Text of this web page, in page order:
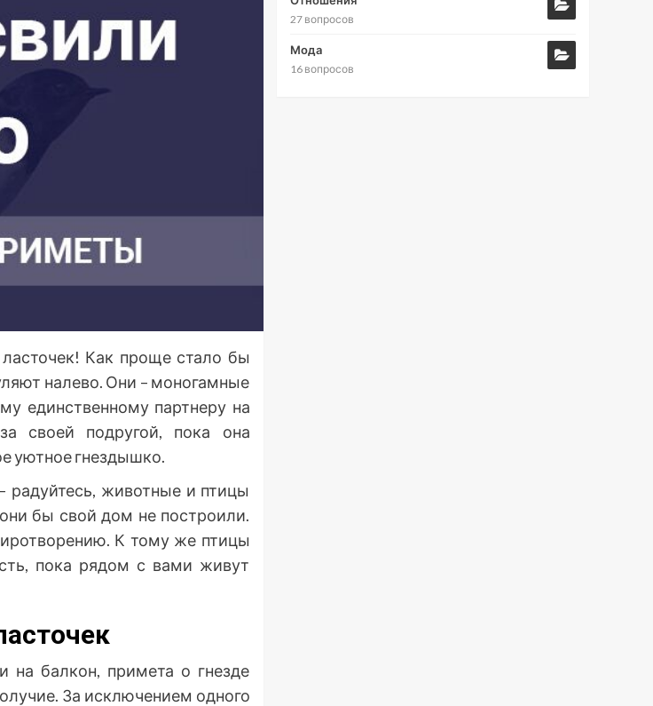
Как проще стало бы
налево. Они – моногамные
единственному партнеру на
своей подругой, пока она
уютное гнездышко.
животные и птицы
бы свой дом не построили.
К тому же птицы
пока рядом с вами живут
на балкон, примета о гнезде
За исключением одного
27 вопросов
Мода
16 вопросов